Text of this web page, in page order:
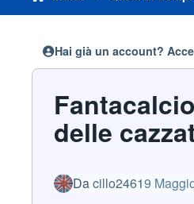
Hai già un account?
delle
Dacillo24619